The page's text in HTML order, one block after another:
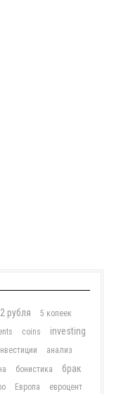
2 рубля 5 копеек
coins investing
анализ
бонистика брак
Европа
евроцент